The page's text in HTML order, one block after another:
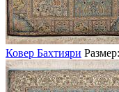
Ковер Бахтияри